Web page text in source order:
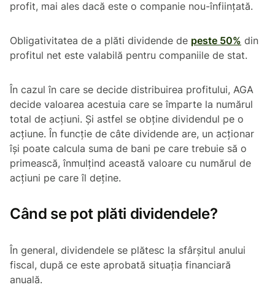
profit, mai ales dacă este o companie nou-înființată.
Obligativitatea de a plăti dividende de peste 50% din
profitul net este valabilă pentru companiile de stat.
În cazul în care se decide distribuirea profitului, AGA
decide valoarea acestuia care se împarte la numărul
total de acțiuni. Și astfel se obține dividendul pe o
acțiune. În funcție de câte dividende are, un acționar
își poate calcula suma de bani pe care trebuie să o
primească, înmulțind această valoare cu numărul de
acțiuni pe care îl deține.
Când se pot plăti dividendele?
În general, dividendele se plătesc la sfârșitul anului
fiscal, după ce este aprobată situația financiară
anuală.